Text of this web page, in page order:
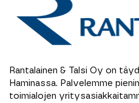
Rantalainen & Talsi Oy on
Haminassa. Palvelemme
toimialojen